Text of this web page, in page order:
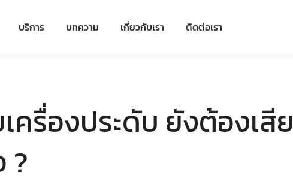
บริการ บทความ เกี่ยวกับเรา ติดต่อเรา
ครื่องประดับ ยังต้องเสีย
?